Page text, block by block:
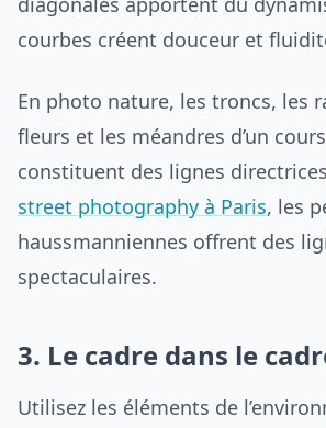
courbes créent douceur et
En photo nature, les troncs, les
fleurs et les méandres d’un cours
constituent des lignes
street photography à Paris, les
haussmanniennes offrent des
spectaculaires.
3. Le cadre dans le
Utilisez les éléments de